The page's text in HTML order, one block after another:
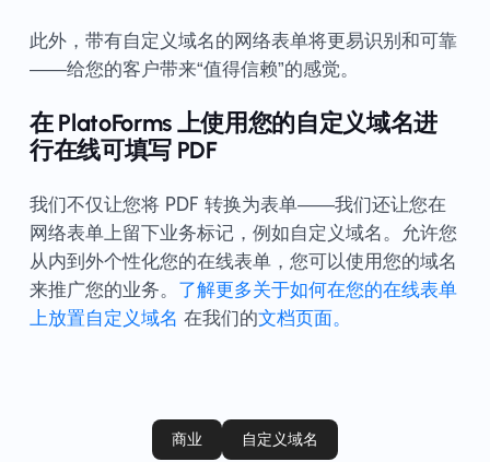
此外，带有自定义域名的网络表单将更易识别和可靠
——给您的客户带来“值得信赖”的感觉。
在 PlatoForms 上使用您的自定义域名进
行在线可填写 PDF
我们不仅让您将 PDF 转换为表单——我们还让您在
网络表单上留下业务标记，例如自定义域名。允许您
从内到外个性化您的在线表单，您可以使用您的域名
来推广您的业务。 了解更多关于如何在您的在线表单
上放置自定义域名 在我们的文档页面。
商业 自定义域名